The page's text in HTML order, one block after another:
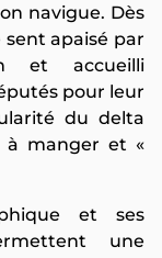
navigue. Dès
sent apaisé par
et accueilli
pour leur
du delta
à manger et «
et ses
une